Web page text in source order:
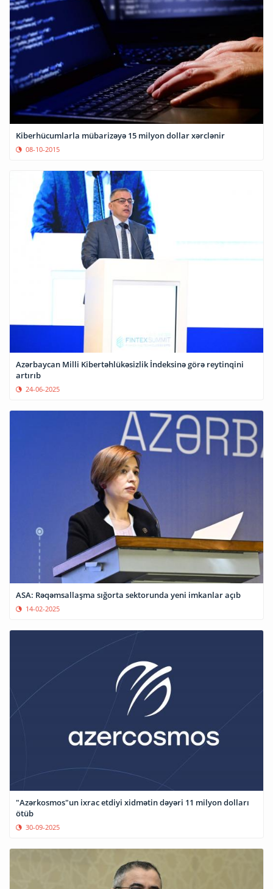
Kiberhücumlarla mübarizəyə 15 milyon dollar xərclənir
08-10-2015
Azərbaycan Milli Kibertəhlükəsizlik İndeksinə görə reytinqini
artırıb
24-06-2025
ASA: Rəqəmsallaşma sığorta sektorunda yeni imkanlar açıb
14-02-2025
"Azərkosmos"un ixrac etdiyi xidmətin dəyəri 11 milyon dolları
ötüb
30-09-2025